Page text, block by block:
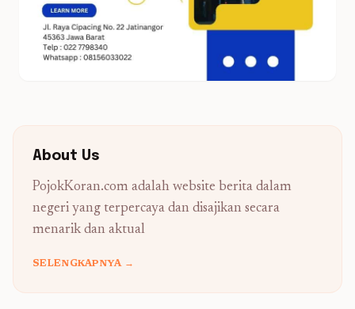
About Us
PojokKoran.com adalah website berita dalam
negeri yang terpercaya dan disajikan secara
menarik dan aktual
SELENGKAPNYA →